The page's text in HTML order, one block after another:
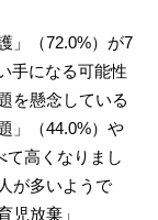
」（72.0%）が7
手になる可能性
を懸念している
」（44.0%）や
て高くなりまし
が多いようで
児放棄」